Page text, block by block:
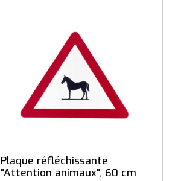
Plaque réfléchissante
"Attention animaux", 60 cm